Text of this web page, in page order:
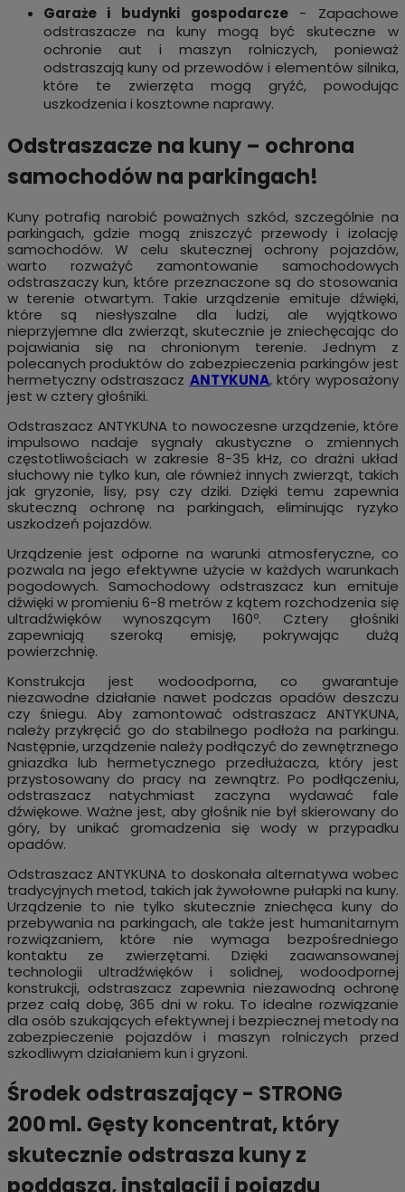
Garaże i budynki gospodarcze - Zapachowe
odstraszacze na kuny mogą być skuteczne w
ochronie aut i maszyn rolniczych, ponieważ
odstraszają kuny od przewodów i elementów silnika,
które te zwierzęta mogą gryźć, powodując
uszkodzenia i kosztowne naprawy.
Odstraszacze na kuny – ochrona
samochodów na parkingach!
Kuny potrafią narobić poważnych szkód, szczególnie na
parkingach, gdzie mogą zniszczyć przewody i izolację
samochodów. W celu skutecznej ochrony pojazdów,
warto rozważyć zamontowanie samochodowych
odstraszaczy kun, które przeznaczone są do stosowania
w terenie otwartym. Takie urządzenie emituje dźwięki,
które są niesłyszalne dla ludzi, ale wyjątkowo
nieprzyjemne dla zwierząt, skutecznie je zniechęcając do
pojawiania się na chronionym terenie. Jednym z
polecanych produktów do zabezpieczenia parkingów jest
hermetyczny odstraszacz ANTYKUNA, który wyposażony
jest w cztery głośniki.
Odstraszacz ANTYKUNA to nowoczesne urządzenie, które
impulsowo nadaje sygnały akustyczne o zmiennych
częstotliwościach w zakresie 8-35 kHz, co drażni układ
słuchowy nie tylko kun, ale również innych zwierząt, takich
jak gryzonie, lisy, psy czy dziki. Dzięki temu zapewnia
skuteczną ochronę na parkingach, eliminując ryzyko
uszkodzeń pojazdów.
Urządzenie jest odporne na warunki atmosferyczne, co
pozwala na jego efektywne użycie w każdych warunkach
pogodowych. Samochodowy odstraszacz kun emituje
dźwięki w promieniu 6-8 metrów z kątem rozchodzenia się
ultradźwięków wynoszącym 160º. Cztery głośniki
zapewniają szeroką emisję, pokrywając dużą
powierzchnię.
Konstrukcja jest wodoodporna, co gwarantuje
niezawodne działanie nawet podczas opadów deszczu
czy śniegu. Aby zamontować odstraszacz ANTYKUNA,
należy przykręcić go do stabilnego podłoża na parkingu.
Następnie, urządzenie należy podłączyć do zewnętrznego
gniazdka lub hermetycznego przedłużacza, który jest
przystosowany do pracy na zewnątrz. Po podłączeniu,
odstraszacz natychmiast zaczyna wydawać fale
dźwiękowe. Ważne jest, aby głośnik nie był skierowany do
góry, by unikać gromadzenia się wody w przypadku
opadów.
Odstraszacz ANTYKUNA to doskonała alternatywa wobec
tradycyjnych metod, takich jak żywołowne pułapki na kuny.
Urządzenie to nie tylko skutecznie zniechęca kuny do
przebywania na parkingach, ale także jest humanitarnym
rozwiązaniem, które nie wymaga bezpośredniego
kontaktu ze zwierzętami. Dzięki zaawansowanej
technologii ultradźwięków i solidnej, wodoodpornej
konstrukcji, odstraszacz zapewnia niezawodną ochronę
przez całą dobę, 365 dni w roku. To idealne rozwiązanie
dla osób szukających efektywnej i bezpiecznej metody na
zabezpieczenie pojazdów i maszyn rolniczych przed
szkodliwym działaniem kun i gryzoni.
Środek odstraszający - STRONG
200 ml. Gęsty koncentrat, który
skutecznie odstrasza kuny z
poddasza, instalacji i pojazdu